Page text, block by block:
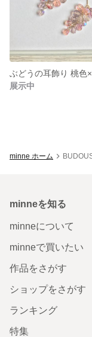
ぶどうの耳飾り 桃色
展示中
minne ホーム
minneを知る
minneについて
minneで買いたい
作品をさがす
ショップをさがす
ランキング
特集